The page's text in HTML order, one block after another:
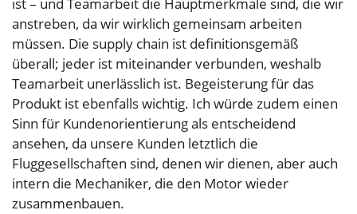
ist – und Teamarbeit die Hauptmerkmale sind, die wir
anstreben, da wir wirklich gemeinsam arbeiten
müssen. Die supply chain ist definitionsgemäß
überall; jeder ist miteinander verbunden, weshalb
Teamarbeit unerlässlich ist. Begeisterung für das
Produkt ist ebenfalls wichtig. Ich würde zudem einen
Sinn für Kundenorientierung als entscheidend
ansehen, da unsere Kunden letztlich die
Fluggesellschaften sind, denen wir dienen, aber auch
intern die Mechaniker, die den Motor wieder
zusammenbauen.